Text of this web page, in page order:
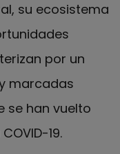
su ecosistema
por un
marcadas
se han vuelto
19.